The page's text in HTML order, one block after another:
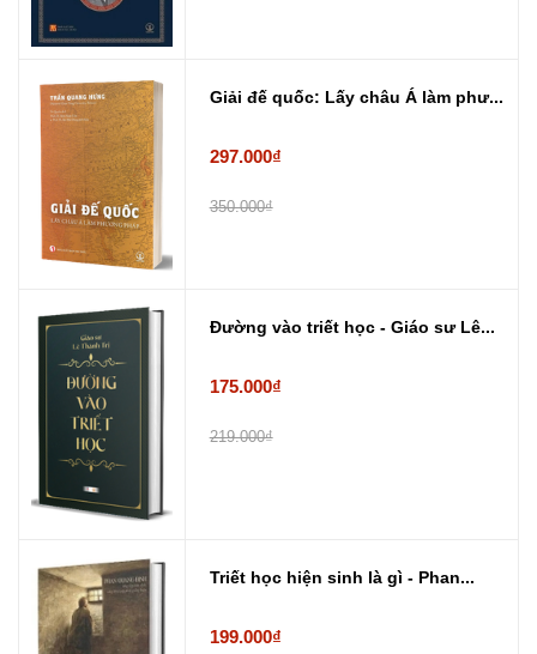
Giải đế quốc: Lấy châu Á làm phư...
297.000₫
350.000₫
Đường vào triết học - Giáo sư Lê...
175.000₫
219.000₫
Triết học hiện sinh là gì - Phan...
199.000₫